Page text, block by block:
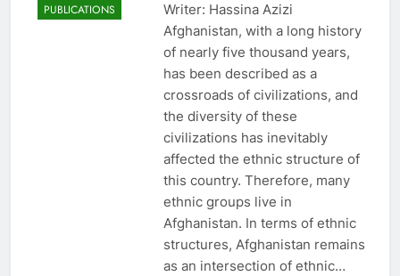
PUBLICATIONS
Writer: Hassina Azizi
Afghanistan, with a long history
of nearly five thousand years,
has been described as a
crossroads of civilizations, and
the diversity of these
civilizations has inevitably
affected the ethnic structure of
this country. Therefore, many
ethnic groups live in
Afghanistan. In terms of ethnic
structures, Afghanistan remains
as an intersection of ethnic…